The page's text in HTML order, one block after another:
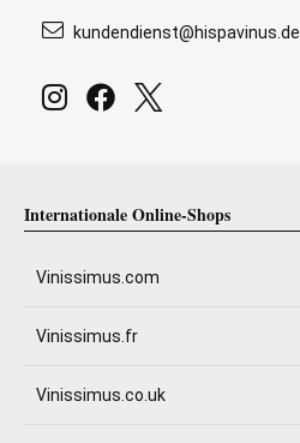
kundendienst@hispavinus.de
Internationale Online-Shops
Vinissimus.com
Vinissimus.fr
Vinissimus.co.uk